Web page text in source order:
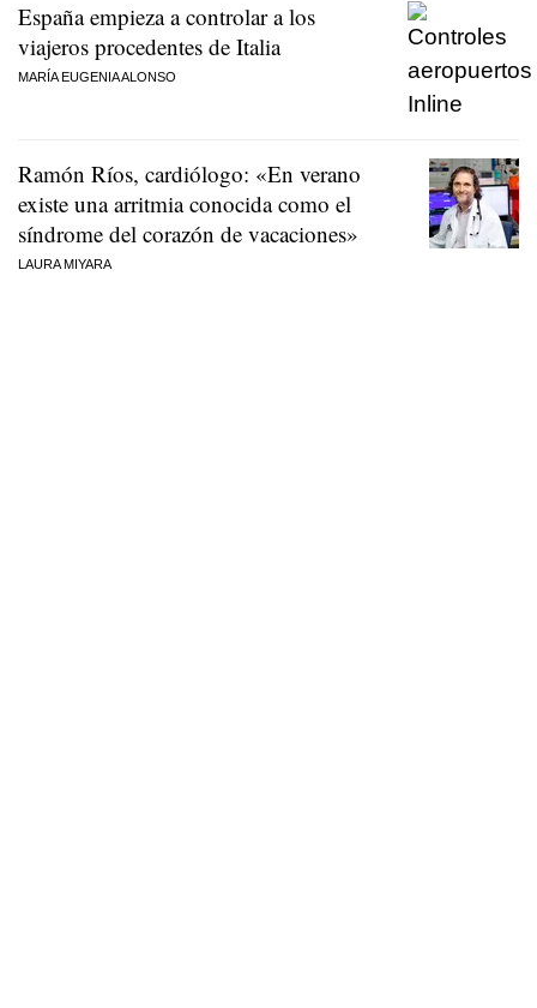
España empieza a controlar a los
viajeros procedentes de Italia
MARÍA EUGENIA ALONSO
Ramón Ríos, cardiólogo: «En verano
existe una arritmia conocida como el
síndrome del corazón de vacaciones»
LAURA MIYARA